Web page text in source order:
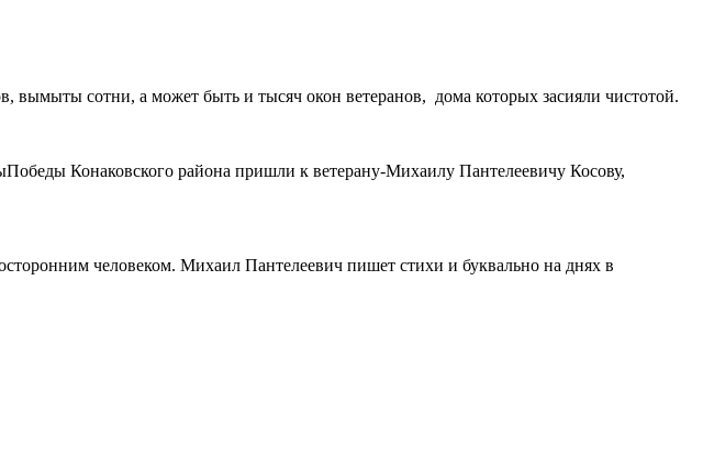
вымыты сотни, а может быть и тысяч окон ветеранов, дома которых засияли чистотой.
Конаковского района пришли к ветерану-Михаилу Пантелеевичу Косову,
человеком. Михаил Пантелеевич пишет стихи и буквально на днях в